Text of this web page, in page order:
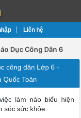
Liên hệ
Dục Công Dân 6
công dân Lớp 6 -
Quốc Toản
làm nào biểu hiện
sóc sức khỏe.